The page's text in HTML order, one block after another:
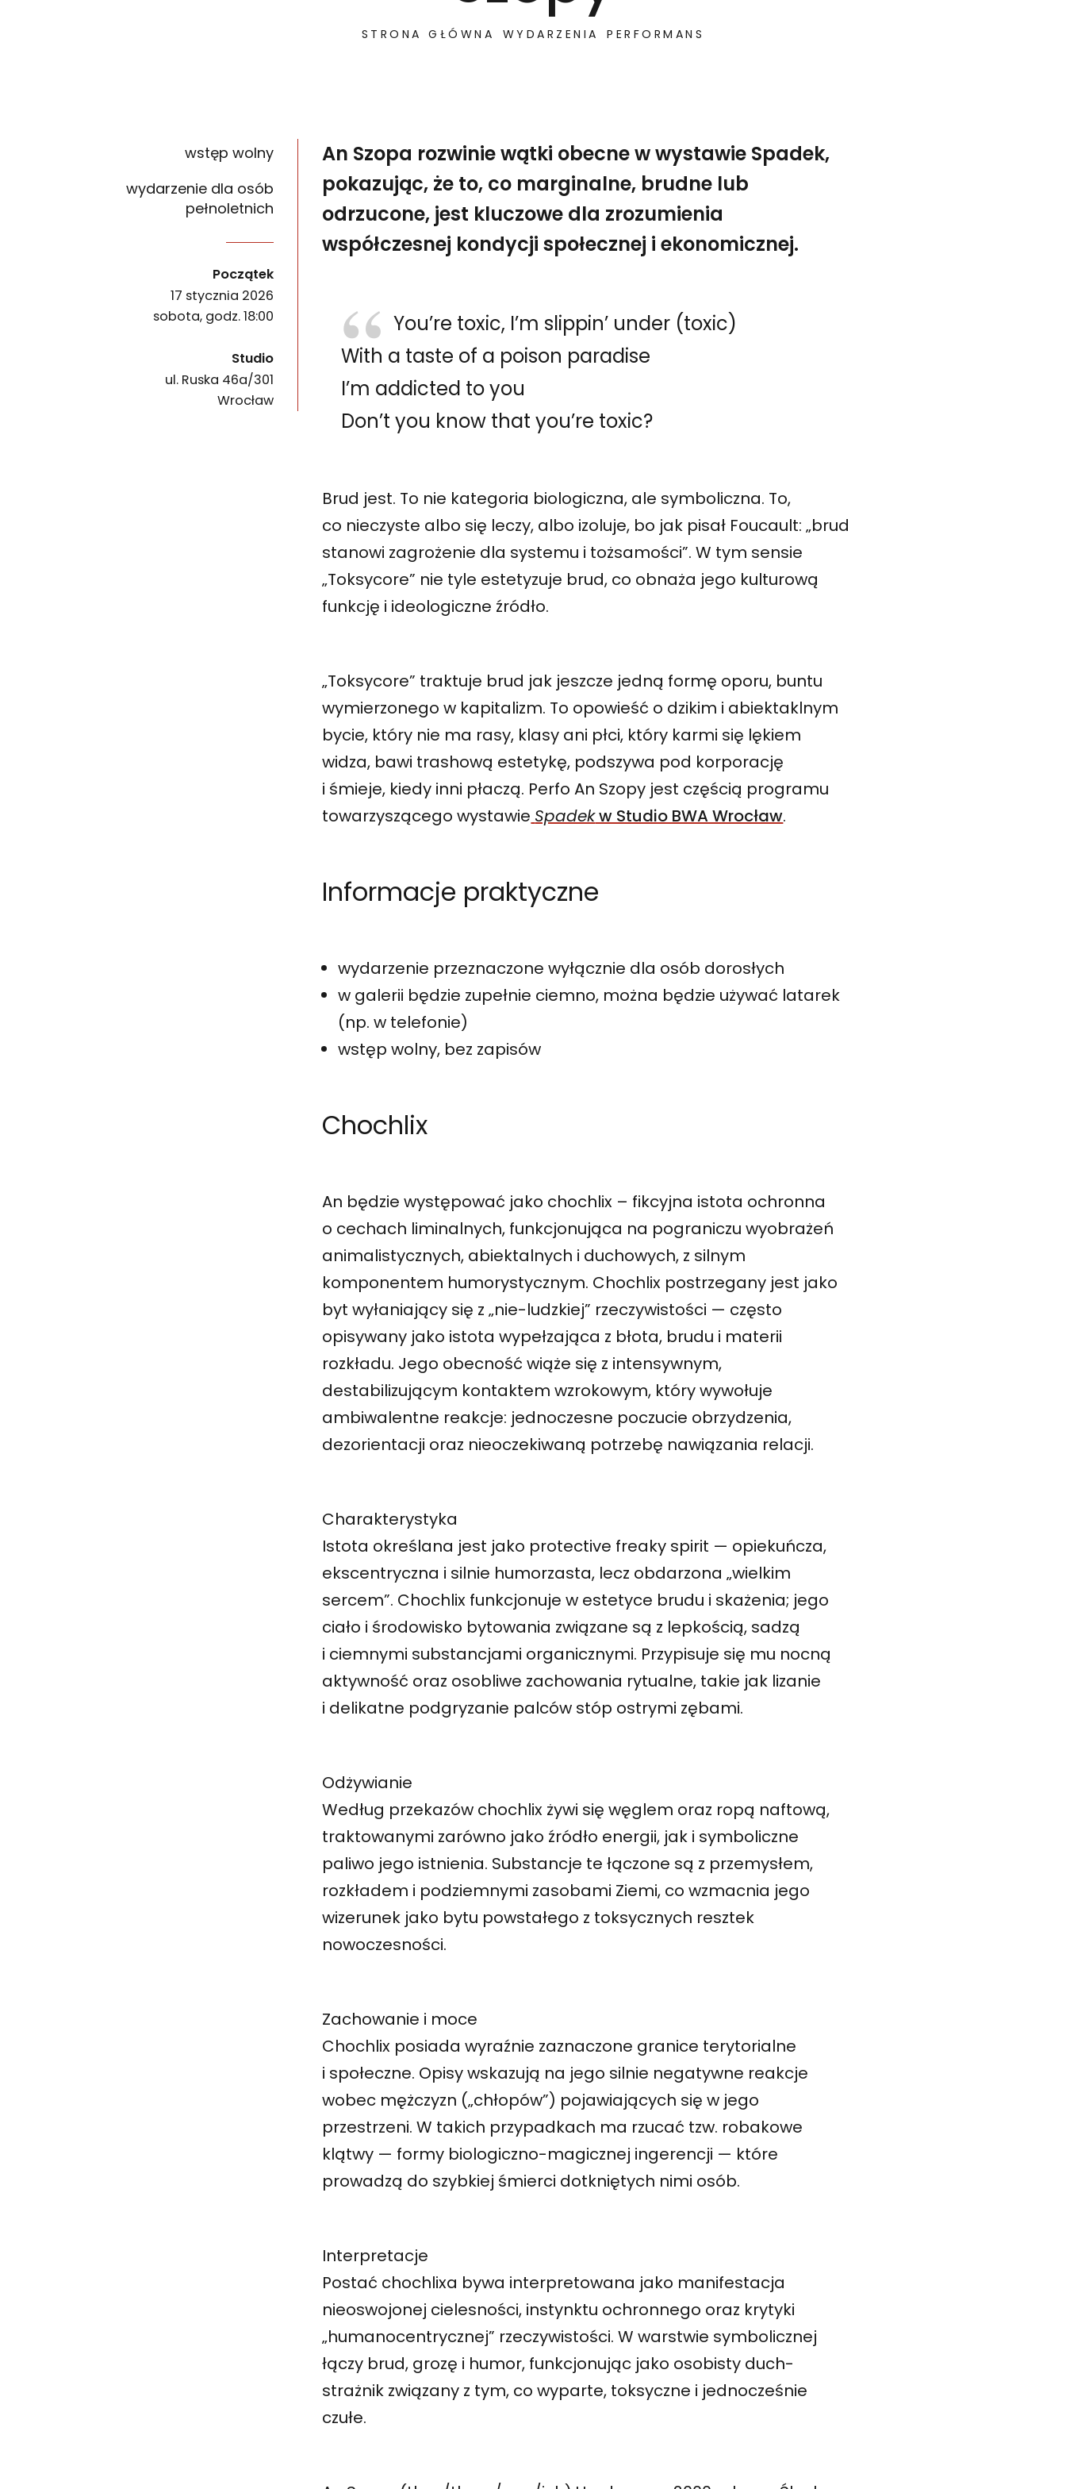
STRONA GŁÓWNA WYDARZENIA PERFORMANS
wstęp wolny
wydarzenie dla osób
pełnoletnich
Początek
17 stycznia 2026
sobota, godz. 18:00
Studio
ul. Ruska 46a/301
50-079
Wrocław
An Szopa rozwinie wątki obecne w wystawie Spadek,
pokazując, że to, co marginalne, brudne lub
odrzucone, jest kluczowe dla zrozumienia
współczesnej kondycji społecznej i ekonomicznej.
You’re toxic, I’m slippin’ under (toxic)
With a taste of a poison paradise
I’m addicted to you
Don’t you know that you’re toxic?
Brud jest. To nie kategoria biologiczna, ale symboliczna. To,
co nieczyste albo się leczy, albo izoluje, bo jak pisał Foucault: „brud
stanowi zagrożenie dla systemu i tożsamości”. W tym sensie
„Toksycore” nie tyle estetyzuje brud, co obnaża jego kulturową
funkcję i ideologiczne źródło.
„Toksycore” traktuje brud jak jeszcze jedną formę oporu, buntu
wymierzonego w kapitalizm. To opowieść o dzikim i abiektaklnym
bycie, który nie ma rasy, klasy ani płci, który karmi się lękiem
widza, bawi trashową estetykę, podszywa pod korporację
i śmieje, kiedy inni płaczą. Perfo An Szopy jest częścią programu
towarzyszącego wystawie Spadekw Studio BWA Wrocław.
Informacje praktyczne
wydarzenie przeznaczone wyłącznie dla osób dorosłych
w galerii będzie zupełnie ciemno, można będzie używać latarek
(np. w telefonie)
wstęp wolny, bez zapisów
Chochlix
An będzie występować jako chochlix – fikcyjna istota ochronna
o cechach liminalnych, funkcjonująca na pograniczu wyobrażeń
animalistycznych, abiektalnych i duchowych, z silnym
komponentem humorystycznym. Chochlix postrzegany jest jako
byt wyłaniający się z „nie-ludzkiej” rzeczywistości — często
opisywany jako istota wypełzająca z błota, brudu i materii
rozkładu. Jego obecność wiąże się z intensywnym,
destabilizującym kontaktem wzrokowym, który wywołuje
ambiwalentne reakcje: jednoczesne poczucie obrzydzenia,
dezorientacji oraz nieoczekiwaną potrzebę nawiązania relacji.
Charakterystyka
Istota określana jest jako protective freaky spirit — opiekuńcza,
ekscentryczna i silnie humorzasta, lecz obdarzona „wielkim
sercem”. Chochlix funkcjonuje w estetyce brudu i skażenia; jego
ciało i środowisko bytowania związane są z lepkością, sadzą
i ciemnymi substancjami organicznymi. Przypisuje się mu nocną
aktywność oraz osobliwe zachowania rytualne, takie jak lizanie
i delikatne podgryzanie palców stóp ostrymi zębami.
Odżywianie
Według przekazów chochlix żywi się węglem oraz ropą naftową,
traktowanymi zarówno jako źródło energii, jak i symboliczne
paliwo jego istnienia. Substancje te łączone są z przemysłem,
rozkładem i podziemnymi zasobami Ziemi, co wzmacnia jego
wizerunek jako bytu powstałego z toksycznych resztek
nowoczesności.
Zachowanie i moce
Chochlix posiada wyraźnie zaznaczone granice terytorialne
i społeczne. Opisy wskazują na jego silnie negatywne reakcje
wobec mężczyzn („chłopów”) pojawiających się w jego
przestrzeni. W takich przypadkach ma rzucać tzw. robakowe
klątwy — formy biologiczno-magicznej ingerencji — które
prowadzą do szybkiej śmierci dotkniętych nimi osób.
Interpretacje
Postać chochlixa bywa interpretowana jako manifestacja
nieoswojonej cielesności, instynktu ochronnego oraz krytyki
„humanocentrycznej” rzeczywistości. W warstwie symbolicznej
łączy brud, grozę i humor, funkcjonując jako osobisty duch-
strażnik związany z tym, co wyparte, toksyczne i jednocześnie
czułe.